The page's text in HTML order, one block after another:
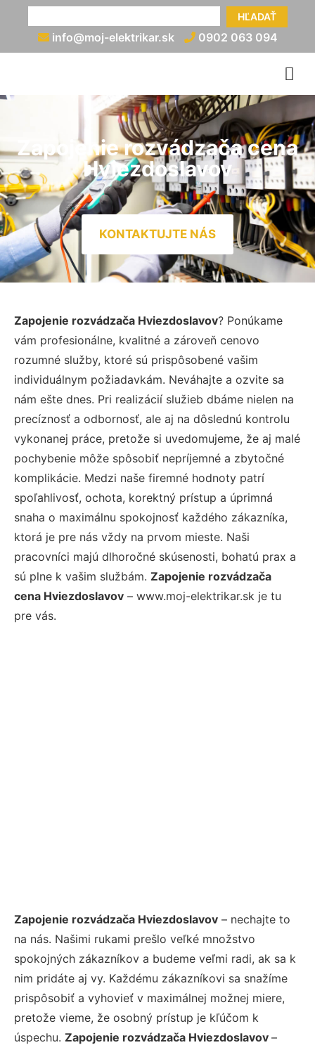
HĽADAŤ
info@moj-elektrikar.sk 0902 063 094
Zapojenie rozvádzača cena
Hviezdoslavov
KONTAKTUJTE NÁS
Zapojenie rozvádzača Hviezdoslavov? Ponúkame
vám profesionálne, kvalitné a zároveň cenovo
rozumné služby, ktoré sú prispôsobené vašim
individuálnym požiadavkám. Neváhajte a ozvite sa
nám ešte dnes. Pri realizácií služieb dbáme nielen na
precíznosť a odbornosť, ale aj na dôslednú kontrolu
vykonanej práce, pretože si uvedomujeme, že aj malé
pochybenie môže spôsobiť nepríjemné a zbytočné
komplikácie. Medzi naše firemné hodnoty patrí
spoľahlivosť, ochota, korektný prístup a úprimná
snaha o maximálnu spokojnosť každého zákazníka,
ktorá je pre nás vždy na prvom mieste. Naši
pracovníci majú dlhoročné skúsenosti, bohatú prax a
sú plne k vašim službám. Zapojenie rozvádzača
cena Hviezdoslavov – www.moj-elektrikar.sk je tu
pre vás.
Zapojenie rozvádzača Hviezdoslavov – nechajte to
na nás. Našimi rukami prešlo veľké množstvo
spokojných zákazníkov a budeme veľmi radi, ak sa k
nim pridáte aj vy. Každému zákazníkovi sa snažíme
prispôsobiť a vyhovieť v maximálnej možnej miere,
pretože vieme, že osobný prístup je kľúčom k
úspechu. Zapojenie rozvádzača Hviezdoslavov –